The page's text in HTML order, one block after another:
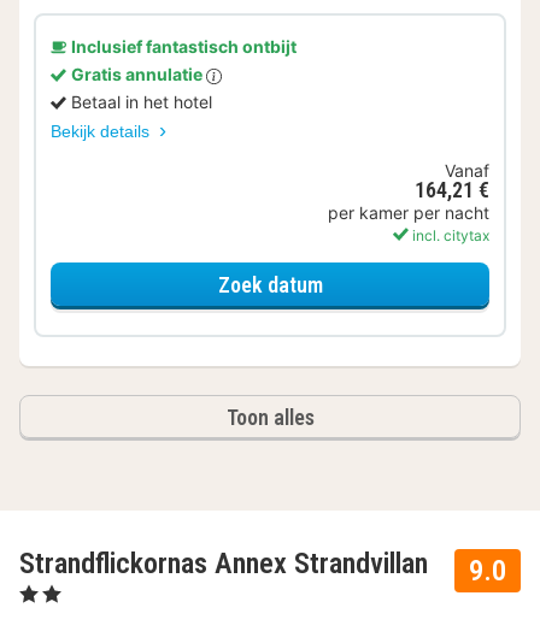
Inclusief fantastisch ontbijt
Gratis annulatie
Betaal in het hotel
Bekijk details
Vanaf
164,21 €
per kamer per nacht
incl. citytax
Zoek datumvoor Superior kamer
Toon alles
9.0
Strandflickornas Annex Strandvillan
, 2 Sterren